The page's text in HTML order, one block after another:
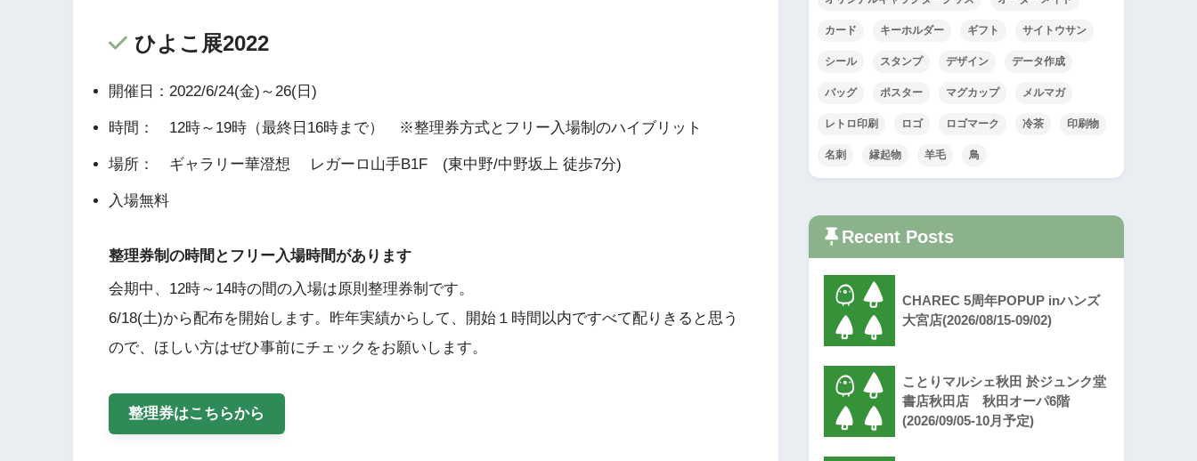
ひよこ展2022
開催日：2022/6/24(金)～26(日)
時間： 12時～19時（最終日16時まで） ※整理券方式とフリー入場制のハイブリット
場所： ギャラリー華澄想 レガーロ山手B1F (東中野/中野坂上 徒歩7分)
入場無料
整理券制の時間とフリー入場時間があります
会期中、12時～14時の間の入場は原則整理券制です。
6/18(土)から配布を開始します。昨年実績からして、開始１時間以内ですべて配りきると思う
ので、ほしい方はぜひ事前にチェックをお願いします。
整理券はこちらから
カード キーホルダー ギフト サイトウサン
シール スタンプ デザイン データ作成
バッグ ポスター マグカップ メルマガ
レトロ印刷 ロゴ ロゴマーク 冷茶 印刷物
名刺 縁起物 羊毛 鳥
Recent Posts
CHAREC 5周年POPUP inハンズ
大宮店(2026/08/15-09/02)
ことりマルシェ秋田 於ジュンク堂
書店秋田店 秋田オーパ6階
(2026/09/05-10月予定)